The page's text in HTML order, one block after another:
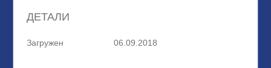
ДЕТАЛИ
Загружен 06.09.2018